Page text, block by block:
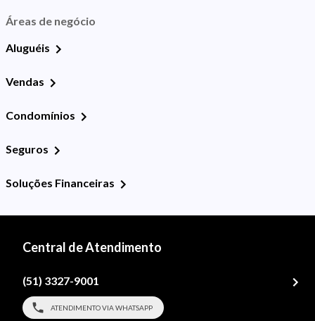
Áreas de negócio
Aluguéis
Vendas
Condomínios
Seguros
Soluções Financeiras
Central de Atendimento
(51) 3327-9001
ATENDIMENTO VIA WHATSAPP